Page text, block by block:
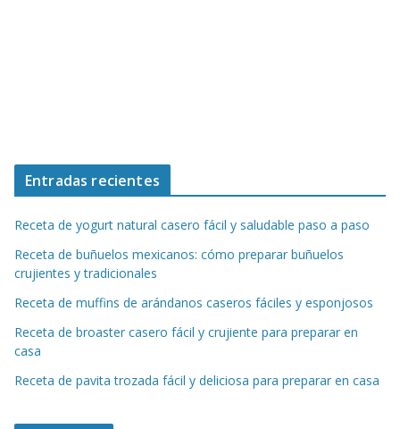
Entradas recientes
Receta de yogurt natural casero fácil y saludable paso a paso
Receta de buñuelos mexicanos: cómo preparar buñuelos
crujientes y tradicionales
Receta de muffins de arándanos caseros fáciles y esponjosos
Receta de broaster casero fácil y crujiente para preparar en
casa
Receta de pavita trozada fácil y deliciosa para preparar en casa